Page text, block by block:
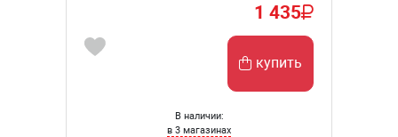
1 435
купить
В наличии:
в 3 магазинах